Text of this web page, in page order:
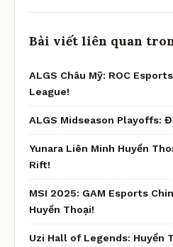
Bài viết liên quan
ALGS Châu Mỹ: ROC
League!
ALGS Midseason Playoffs:
Yunara Liên Minh Huyền
Rift!
MSI 2025: GAM Esports
Huyền Thoại!
Uzi Hall of Legends: Huyền